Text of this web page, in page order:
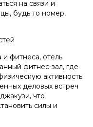
на связи и
будь то номер,
фитнеса, отель
фитнес-зал, где
активность
деловых встреч
что
силы и